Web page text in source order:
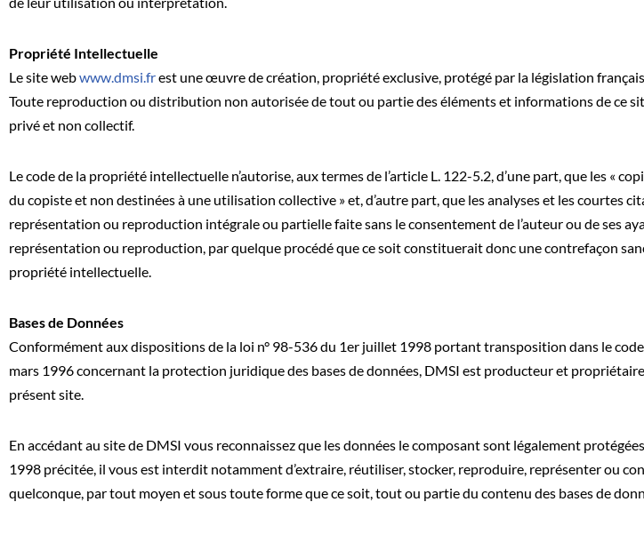
Propriété Intellectuelle
Le site webwww.dmsi.frest une œuvre de création, propriété exclusive, protégé par la législation
Toute reproduction ou distribution non autorisée de tout ou partie des éléments et informations de ce
privé et non collectif.
Le code de la propriété intellectuelle n’autorise, aux termes de l’article L. 122-5.2, d’une part, que les «
du copiste et non destinées à une utilisation collective » et, d’autre part, que les analyses et les courtes
représentation ou reproduction intégrale ou partielle faite sans le consentement de l’auteur ou de ses
représentation ou reproduction, par quelque procédé que ce soit constituerait donc une contrefaçon
propriété intellectuelle.
Bases de Données
Conformément aux dispositions de la loi n° 98-536 du 1er juillet 1998 portant transposition dans le
mars 1996 concernant la protection juridique des bases de données, DMSI est producteur et
présent site.
En accédant au site de DMSI vous reconnaissez que les données le composant sont légalement
1998 précitée, il vous est interdit notamment d’extraire, réutiliser, stocker, reproduire, représenter ou
quelconque, par tout moyen et sous toute forme que ce soit, tout ou partie du contenu des bases de